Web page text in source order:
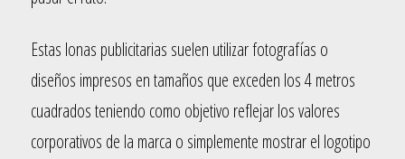
Estas lonas publicitarias suelen utilizar fotografías o
diseños impresos en tamaños que exceden los 4 metros
cuadrados teniendo como objetivo reflejar los valores
corporativos de la marca o simplemente mostrar el logotipo